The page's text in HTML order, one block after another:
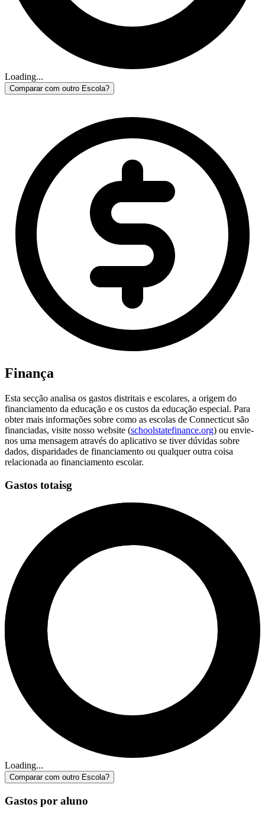
Loading...
Comparar com outro Escola?
Finança
Esta secção analisa os gastos distritais e escolares, a origem do
financiamento da educação e os custos da educação especial. Para
obter mais informações sobre como as escolas de Connecticut são
financiadas, visite nosso website (schoolstatefinance.org) ou envie-
nos uma mensagem através do aplicativo se tiver dúvidas sobre
dados, disparidades de financiamento ou qualquer outra coisa
relacionada ao financiamento escolar.
Gastos totaisg
Loading...
Comparar com outro Escola?
Gastos por aluno